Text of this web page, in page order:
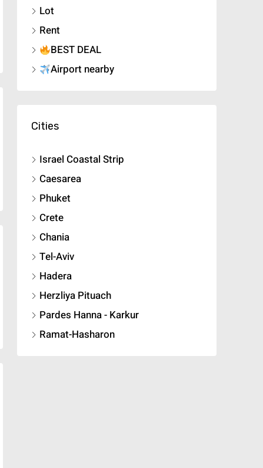
Lot
Rent
BEST DEAL
Airport nearby
Cities
Israel Coastal Strip
Caesarea
Phuket
Crete
Chania
Tel-Aviv
Hadera
Herzliya Pituach
Pardes Hanna - Karkur
Ramat-Hasharon